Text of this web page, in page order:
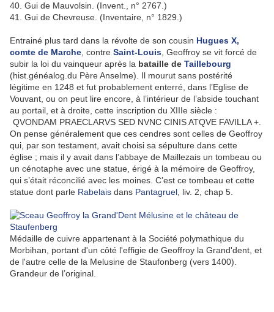
40. Gui de Mauvolsin. (Invent., n° 2767.)
41. Gui de Chevreuse. (Inventaire, n° 1829.)
Entrainé plus tard dans la révolte de son cousin Hugues X,
comte de Marche , contre Saint-Louis , Geoffroy se vit forcé de
subir la loi du vainqueur après la bataille de Taillebourg
(hist.généalog.du Père Anselme). Il mourut sans postérité
légitime en 1248 et fut probablement enterré, dans l’Eglise de
Vouvant, ou on peut lire encore, à l’intérieur de l’abside touchant
au portail, et à droite, cette inscription du XIIIe siècle :
QVONDAM PRAECLARVS SED NVNC CINIS ATQVE FAVILLA +.
On pense généralement que ces cendres sont celles de Geoffroy
qui, par son testament, avait choisi sa sépulture dans cette
église ; mais il y avait dans l’abbaye de Maillezais un tombeau ou
un cénotaphe avec une statue, érigé à la mémoire de Geoffroy,
qui s’était réconcilié avec les moines. C’est ce tombeau et cette
statue dont parle Rabelais dans Pantagruel , liv. 2, chap 5.
Médaille de cuivre appartenant à la Société polymathique du
Morbihan, portant d'un côté l'effigie de Geoffroy la Grand'dent, et
de l'autre celle de la Melusine de Staufonberg (vers 1400).
Grandeur de l’original.